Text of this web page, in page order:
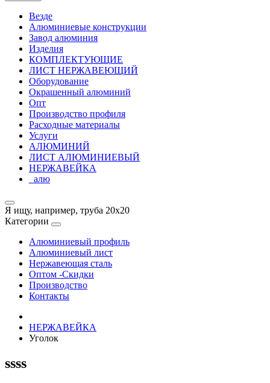
Везде
Алюминиевые конструкции
Завод алюминия
Изделия
КОМПЛЕКТУЮЩИЕ
ЛИСТ НЕРЖАВЕЮЩИЙ
Оборудование
Окрашенный алюминий
Опт
Производство профиля
Расходные материалы
Услуги
АЛЮМИНИЙ
ЛИСТ АЛЮМИНИЕВЫЙ
НЕРЖАВЕЙКА
_алю
Я ищу, например, труба 20х20
Категории
Алюминиевый профиль
Алюминиевый лист
Нержавеющая сталь
Оптом -Скидки
Производство
Контакты
НЕРЖАВЕЙКА
Уголок
ssss